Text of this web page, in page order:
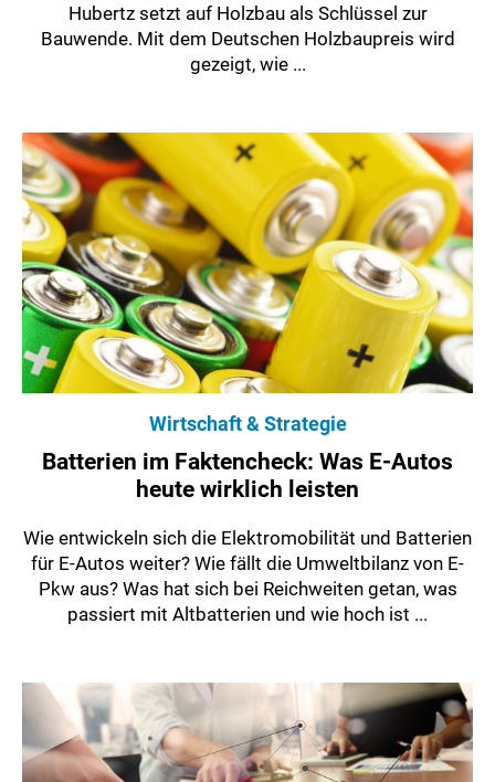
Hubertz setzt auf Holzbau als Schlüssel zur
Bauwende. Mit dem Deutschen Holzbaupreis wird
gezeigt, wie ...
Wirtschaft & Strategie
Batterien im Faktencheck: Was E-Autos
heute wirklich leisten
Wie entwickeln sich die Elektromobilität und Batterien
für E-Autos weiter? Wie fällt die Umweltbilanz von E-
Pkw aus? Was hat sich bei Reichweiten getan, was
passiert mit Altbatterien und wie hoch ist ...